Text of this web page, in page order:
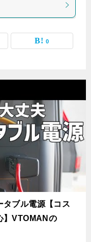
0
タブル電源【コス
】VTOMANの